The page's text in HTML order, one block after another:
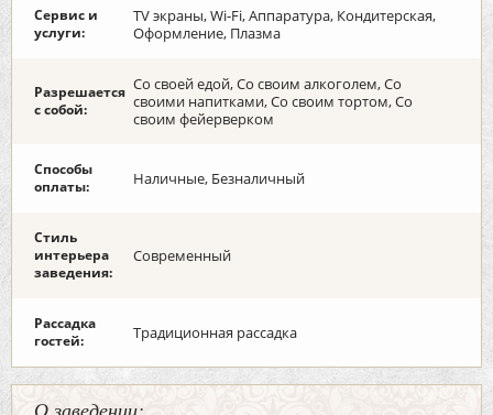
Сервис и
услуги:
TV экраны, Wi-Fi, Аппаратура, Кондитерская,
Оформление, Плазма
Разрешается
с собой:
Со своей едой, Со своим алкоголем, Со
своими напитками, Со своим тортом, Со
своим фейерверком
Способы
оплаты:
Наличные, Безналичный
Стиль
интерьера
заведения:
Современный
Рассадка
гостей:
Традиционная рассадка
О заведении: